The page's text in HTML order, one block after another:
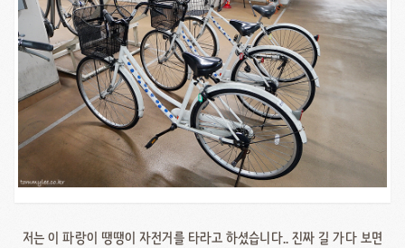
저는 이 파랑이 땡땡이 자전거를 타라고 하셨습니다.. 진짜 길 가다 보면